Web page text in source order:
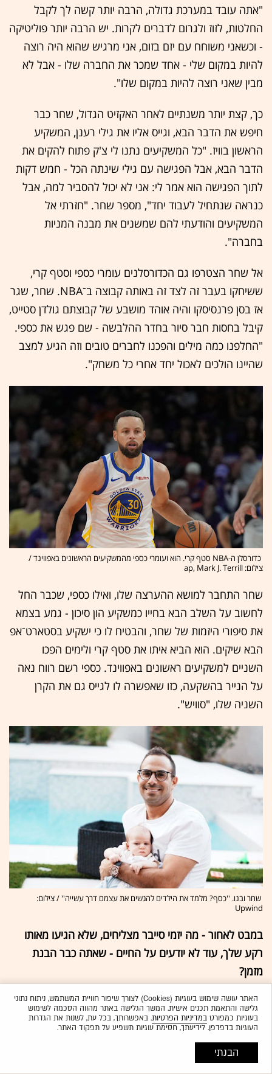
"אתה עובד במערכת גדולה, הרבה יותר קשה לך לקבל
החלטות, לזוז ולגרום לדברים לקרות. יש הרבה יותר פוליטיקה
- וכשאני משוחח עם יזם בזום, אני מרגיש שהוא היה רוצה
להיות במקום שלי - אחד שמכר את החברה שלו - אבל לא
מבין שאני רוצה להיות במקום שלו".
כך, קצת יותר משנתיים לאחר האקזיט הגדול, שחר כבר
חיפש את הדבר הבא, וגייס אליו את גילי רענן, המשקיע
הראשון בוויז. "כל המשקיעים נתנו לי צ'ק פתוח להקים את
הדבר הבא, אבל הפגישה עם גילי שינתה הכל - חמש דקות
לתוך הפגישה הוא אמר לי: אני לא יכול להסביר למה, אבל
כנראה שנתחיל לעבוד יחד", מספר שחר. "חזרתי אל
המשקיעים והודעתי להם שמשנים את מבנה המניות
בחברה".
אל שחר הצטרפו גם הכדורסלנים עומרי כספי וסטף קרי,
ששיחקו בעבר זה לצד זה באותה קבוצה ב־NBA. שחר, שגר
אז בסן פרנסיסקו והיה אוהד מושבע של קבוצתם גולדן סטייט,
קיבל בחסות חבר סיור בחדר ההלבשה - שם פגש את כספי.
"החלפנו כמה מילים והפכנו לחברים טובים וזה הגיע למצב
שהיינו הולכים לאכול יחד אחרי כל משחק".
כדורסלן ה-NBA סטף קרי. הוא ועומרי כספי מהמשקיעים הראשונים באפווינד /
צילום: ap, Mark J. Terrill
שחר התחבר למושא ההערצה שלו, ואילו כספי, שכבר החל
לחשוב על השלב הבא בחייו כמשקיע הון סיכון - גמע בצמא
את סיפורי היזמות של שחר, והבטיח לו כי ישקיע בסטארט־אפ
הבא שיקים. הוא הביא איתו את סטף קרי ולימים הפכו
השניים למשקיעים ראשונים באפווינד. כספי רשם רווח נאה
על הנייר בהשקעה, כזו שאפשרה לו לגייס גם את הקרן
השניה שלו, "סוויש".
שחר ובנו. ''כסף? מלמד את הילדים להגשים את עצמם דרך עשייה'' / צילום:
Upwind
במבט לאחור - מה יזמי סייבר מצליחים, שלא הגיעו מאותו
רקע שלך, עוד לא יודעים על החיים - שאתה כבר הבנת
מזמן?
סיפור החיים שלנו. ואז נפלה עלינו ההבנה שלאף אחד
מאיתנו אין אבא. בבת אחת הבנו איך נסיבות חיים כאלה
מגדירות קווים בדמות שלך - הובלה, יוזמה, אחריות. עד היום,
כשאני מראיין אנשים לעבודה, אני תמיד מסוקרן ללכת אחורה
האתר עושה שימוש בעוגיות (Cookies) לצורך שיפור חוויית המשתמש, ניתוח נתוני
גלישה והתאמת תכנים אישית. המשך הגלישה באתר מהווה הסכמה לשימוש
בעוגיות כמפורטבמדיניות הפרטיות. באפשרותך, בכל עת, לשנות את הגדרות
העוגיות בדפדפן. לידיעתך, חסימת עוגיות תשפיע על תפקוד האתר.
הבנתי